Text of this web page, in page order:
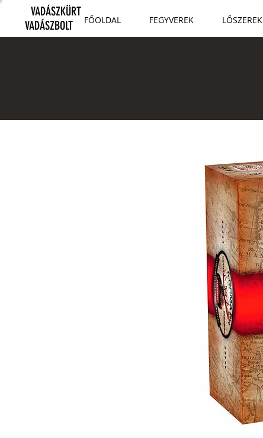
FŐOLDAL FEGYVEREK LŐSZEREK
VADÁSZKÜRT
VADÁSZBOLT